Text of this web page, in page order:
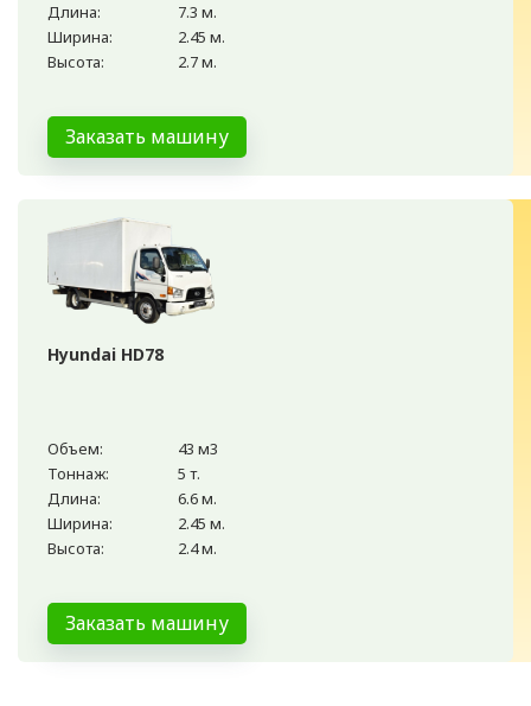
Длина:
7.3 м.
Ширина:
2.45 м.
Высота:
2.7 м.
Заказать машину
Hyundai HD78
Объем:
43 м3
Тоннаж:
5 т.
Длина:
6.6 м.
Ширина:
2.45 м.
Высота:
2.4 м.
Заказать машину